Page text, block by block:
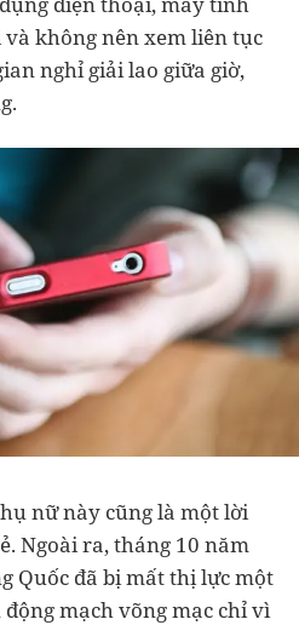
không nên xem liên tục
nghỉ giải lao giữa giờ,
nữ này cũng là một lời
Ngoài ra, tháng 10 năm
Quốc đã bị mất thị lực một
mạch võng mạc chỉ vì